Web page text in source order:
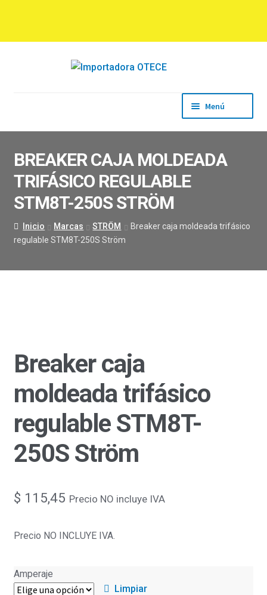
la
contenido
Menú
Empresa
Productos
Marcas
Descargas
BREAKER CAJA MOLDEADA
TRIFÁSICO REGULABLE
STM8T-250S STRÖM
Inicio Marcas STRÖM
Breaker caja moldeada trifásico
regulable STM8T-250S Ström
Breaker caja
moldeada trifásico
regulable STM8T-
250S Ström
$ 115,45 Precio NO incluye IVA
Precio NO INCLUYE IVA.
Amperaje
Limpiar